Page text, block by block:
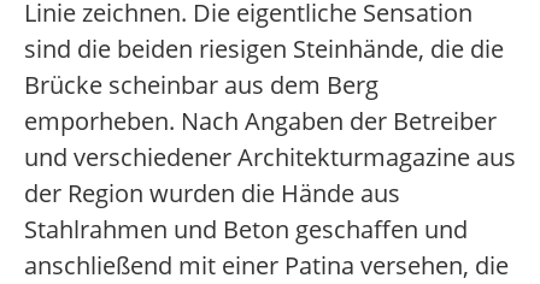
Linie zeichnen. Die eigentliche Sensation
sind die beiden riesigen Steinhände, die die
Brücke scheinbar aus dem Berg
emporheben. Nach Angaben der Betreiber
und verschiedener Architekturmagazine aus
der Region wurden die Hände aus
Stahlrahmen und Beton geschaffen und
anschließend mit einer Patina versehen, die